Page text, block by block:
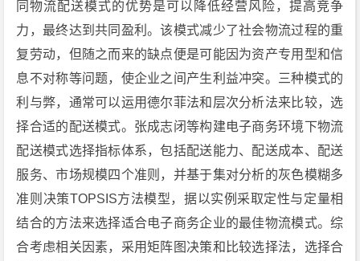
同物流配送模式的优势是可以降低经营风险，提高竞争
力，最终达到共同盈利。该模式减少了社会物流过程的重
复劳动，但随之而来的缺点便是可能因为资产专用型和信
息不对称等问题，使企业之间产生利益冲突。三种模式的
利与弊，通常可以运用德尔菲法和层次分析法来比较，选
择合适的配送模式。张成志闭等构建电子商务环境下物流
配送模式选择指标体系，包括配送能力、配送成本、配送
服务、市场规模四个准则，并基于集对分析的灰色模糊多
准则决策TOPSIS方法模型，据以实例采取定性与定量相
结合的方法来选择适合电子商务企业的最佳物流模式。综
合考虑相关因素，采用矩阵图决策和比较选择法，选择合